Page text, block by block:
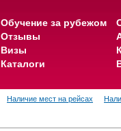
Обучение за рубежом
Отзывы
Визы
Каталоги
Наличие мест на рейсах